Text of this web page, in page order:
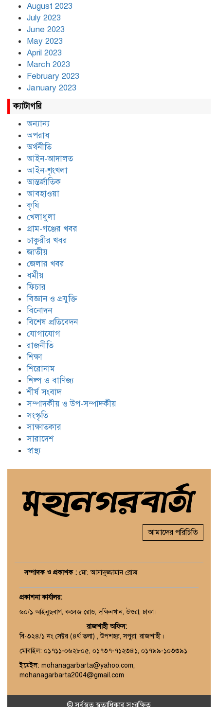
August 2023
July 2023
June 2023
May 2023
April 2023
March 2023
February 2023
January 2023
ক্যাটাগরি
অন্যান্য
অপরাধ
অর্থনীতি
আইন-আদালত
আইন-শৃংখলা
আন্তর্জাতিক
আবহাওয়া
কৃষি
খেলাধুলা
গ্রাম-গঞ্জের খবর
চাকুরীর খবর
জাতীয়
জেলার খবর
ধর্মীয়
ফিচার
বিজ্ঞান ও প্রযুক্তি
বিনোদন
বিশেষ প্রতিবেদন
যোগাযোগ
রাজনীতি
শিক্ষা
শিরোনাম
শিল্প ও বাণিজ্য
শীর্ষ সংবাদ
সম্পাদকীয় ও উপ-সম্পাদকীয়
সংস্কৃতি
সাক্ষাতকার
সারাদেশ
স্বাস্থ্য
আমাদের পরিচিতি
সম্পাদক ও প্রকাশক : মো: আসাদুজ্জামান রোজ
প্রকাশনা কার্যালয়:
৬০/১ আইনুছবাগ, কলেজ রোড, দক্ষিনখান, উওরা, ঢাকা।
রাজশাহী অফিস:
বি-৩২৪/১ নং সেক্টর (৪র্থ তলা) , উপশহর, সপুরা, রাজশাহী।
মোবাইল: ০১৭১১-০৬২৮০৫, ০১৭৩৭-৭১২৩৪১, ০১৭৯৯-১০৩৩৯১
ইমেইল: mohanagarbarta@yahoo.com,
mohanagarbarta2004@gmail.com